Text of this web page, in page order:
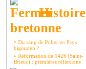
Histoire
bretonne
¤ Du sang de Poher en Pays
bigouden ?
¤ Réformation de 1426 (Saint-
Brieuc) : premières réflexions